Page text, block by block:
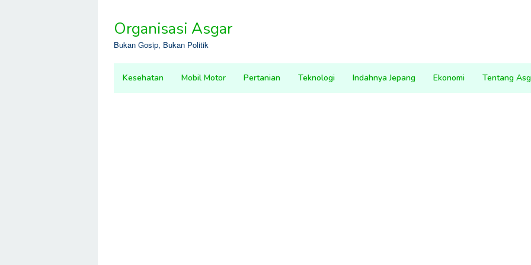
contentOrganisasi Asgar
Bukan Gosip, Bukan Politik
Kesehatan Mobil Motor Pertanian Teknologi Indahnya Jepang Ekonomi Tentang